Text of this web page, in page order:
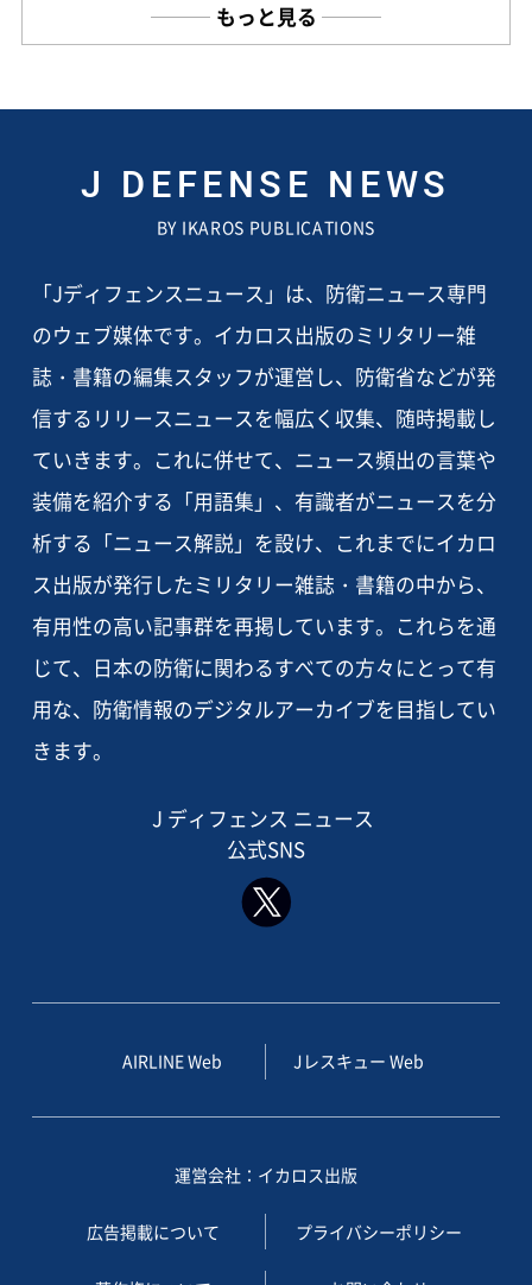
もっと見る
J DEFENSE NEWS
BY IKAROS PUBLICATIONS
「Jディフェンスニュース」は、防衛ニュース専門
のウェブ媒体です。イカロス出版のミリタリー雑
誌・書籍の編集スタッフが運営し、防衛省などが発
信するリリースニュースを幅広く収集、随時掲載し
ていきます。これに併せて、ニュース頻出の言葉や
装備を紹介する「用語集」、有識者がニュースを分
析する「ニュース解説」を設け、これまでにイカロ
ス出版が発行したミリタリー雑誌・書籍の中から、
有用性の高い記事群を再掲しています。これらを通
じて、日本の防衛に関わるすべての方々にとって有
用な、防衛情報のデジタルアーカイブを目指してい
きます。
J ディフェンス ニュース
公式SNS
AIRLINE Web Jレスキュー Web
運営会社：イカロス出版
広告掲載について プライバシーポリシー